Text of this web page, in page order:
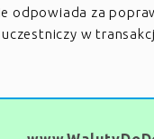
odpowiada za
w